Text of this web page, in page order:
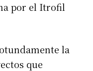
por el Itrofil
la
que